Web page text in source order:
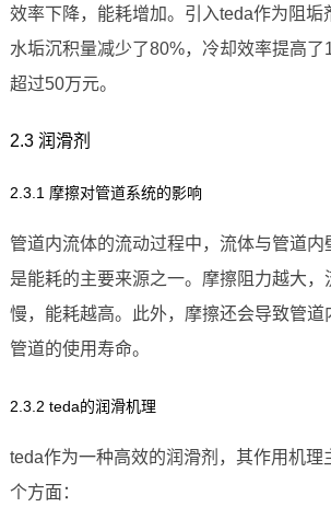
效率下降，能耗增加。引入teda作为阻垢
水垢沉积量减少了80%，冷却效率提高了
超过50万元。
2.3 润滑剂
2.3.1 摩擦对管道系统的影响
管道内流体的流动过程中，流体与管道内
是能耗的主要来源之一。摩擦阻力越大，
慢，能耗越高。此外，摩擦还会导致管道
管道的使用寿命。
2.3.2 teda的润滑机理
teda作为一种高效的润滑剂，其作用机理
个方面：